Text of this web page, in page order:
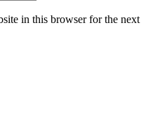
in this browser for the next